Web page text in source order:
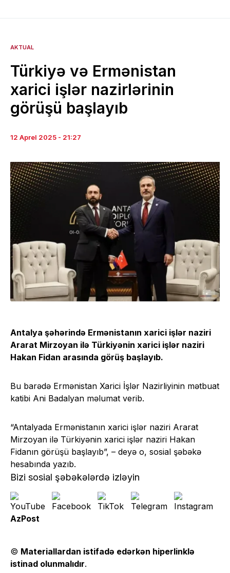
AKTUAL
Türkiyə və Ermənistan
xarici işlər nazirlərinin
görüşü başlayıb
12 Aprel 2025 - 21:27
Antalya şəhərində Ermənistanın xarici işlər naziri
Ararat Mirzoyan ilə Türkiyənin xarici işlər naziri
Hakan Fidan arasında görüş başlayıb.
Bu barədə Ermənistan Xarici İşlər Nazirliyinin mətbuat
katibi Ani Badalyan məlumat verib.
“Antalyada Ermənistanın xarici işlər naziri Ararat
Mirzoyan ilə Türkiyənin xarici işlər naziri Hakan
Fidanın görüşü başlayıb”, – deyə o, sosial şəbəkə
hesabında yazıb.
Bizi sosial şəbəkələrdə izləyin
AzPost
© Materiallardan istifadə edərkən hiperlinklə
istinad olunmalıdır.